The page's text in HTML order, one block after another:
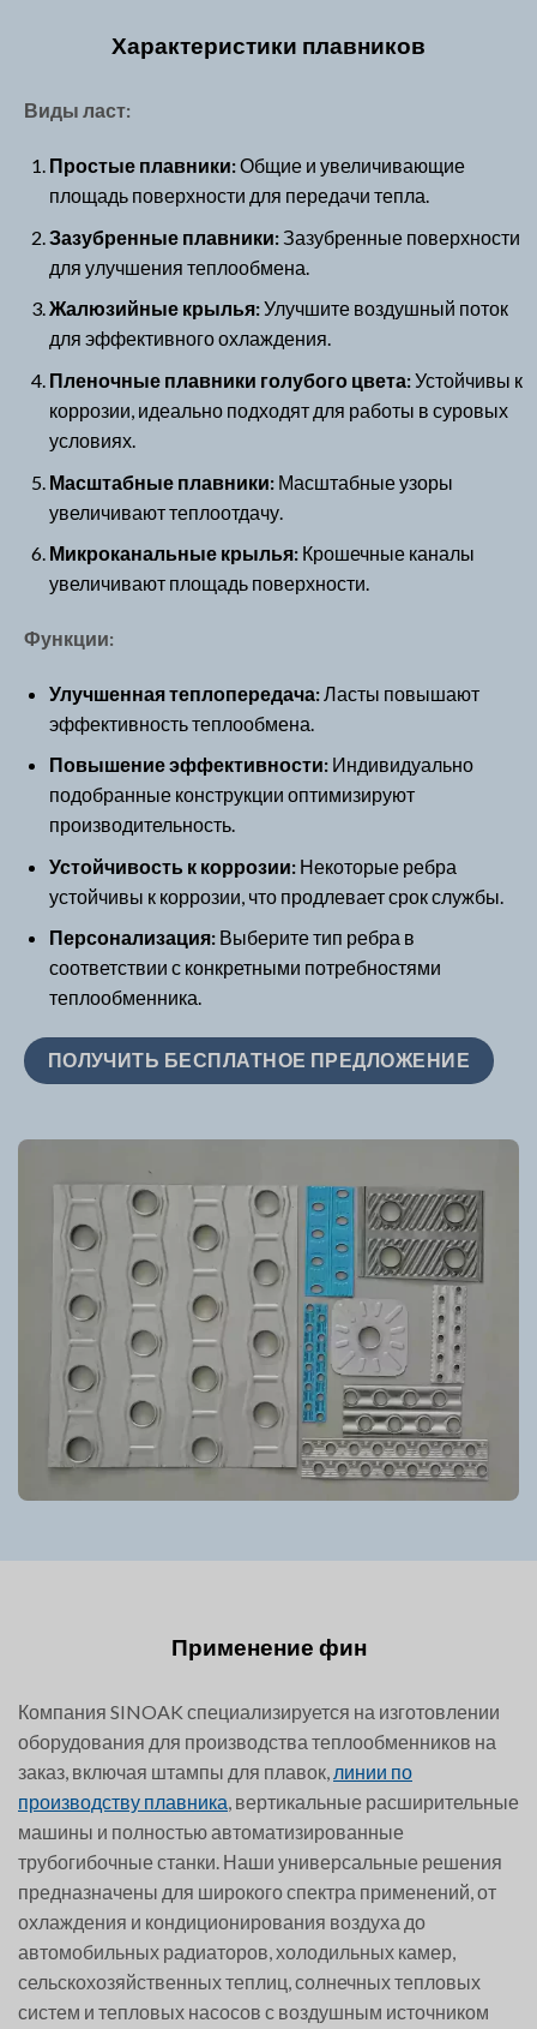
Характеристики плавников
Виды ласт:
Простые плавники:Общие и увеличивающие
площадь поверхности для передачи тепла.
Зазубренные плавники:Зазубренные поверхности
для улучшения теплообмена.
Жалюзийные крылья:Улучшите воздушный поток
для эффективного охлаждения.
Пленочные плавники голубого цвета:Устойчивы к
коррозии, идеально подходят для работы в суровых
условиях.
Масштабные плавники:Масштабные узоры
увеличивают теплоотдачу.
Микроканальные крылья:Крошечные каналы
увеличивают площадь поверхности.
Функции:
Улучшенная теплопередача:Ласты повышают
эффективность теплообмена.
Повышение эффективности:Индивидуально
подобранные конструкции оптимизируют
производительность.
Устойчивость к коррозии:Некоторые ребра
устойчивы к коррозии, что продлевает срок службы.
Персонализация:Выберите тип ребра в
соответствии с конкретными потребностями
теплообменника.
ПОЛУЧИТЬ БЕСПЛАТНОЕ ПРЕДЛОЖЕНИЕ
Применение фин
Компания SINOAK специализируется на изготовлении
оборудования для производства теплообменников на
заказ, включая штампы для плавок, линии по
производству плавника, вертикальные расширительные
машины и полностью автоматизированные
трубогибочные станки. Наши универсальные решения
предназначены для широкого спектра применений, от
охлаждения и кондиционирования воздуха до
автомобильных радиаторов, холодильных камер,
сельскохозяйственных теплиц, солнечных тепловых
систем и тепловых насосов с воздушным источником